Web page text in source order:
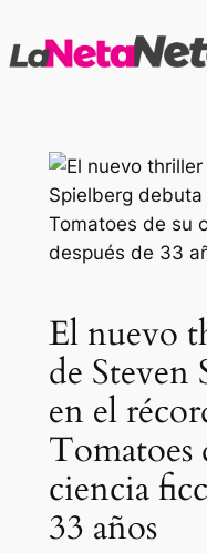
al
El nuevo
de Steven
en el
Tomatoes
ciencia
33 años